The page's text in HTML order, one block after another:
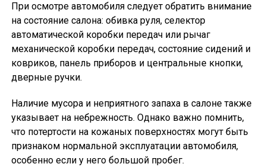
При осмотре автомобиля следует обратить внимание
на состояние салона: обивка руля, селектор
автоматической коробки передач или рычаг
механической коробки передач, состояние сидений и
ковриков, панель приборов и центральные кнопки,
дверные ручки.
Наличие мусора и неприятного запаха в салоне также
указывает на небрежность. Однако важно помнить,
что потертости на кожаных поверхностях могут быть
признаком нормальной эксплуатации автомобиля,
особенно если у него большой пробег.